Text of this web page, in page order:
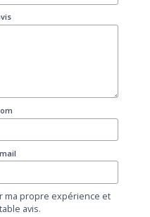
ma propre expérience et
avis.